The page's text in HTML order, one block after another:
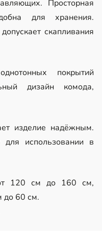
Просторная
для хранения.
скапливания
покрытий
дизайн комода,
изделие надёжным.
для использовании в
120 см до 160 см,
до 60 см.